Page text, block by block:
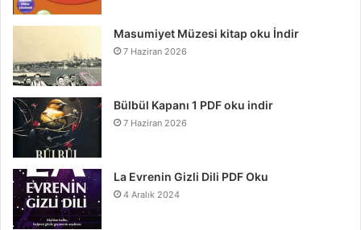
Masumiyet Müzesi kitap oku İndir
7 Haziran 2026
Bülbül Kapanı 1 PDF oku indir
7 Haziran 2026
La Evrenin Gizli Dili PDF Oku
4 Aralık 2024